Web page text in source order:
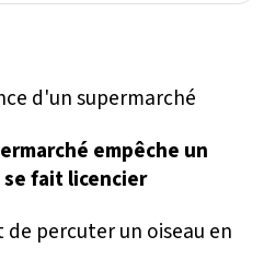
empêche un
fait licencier